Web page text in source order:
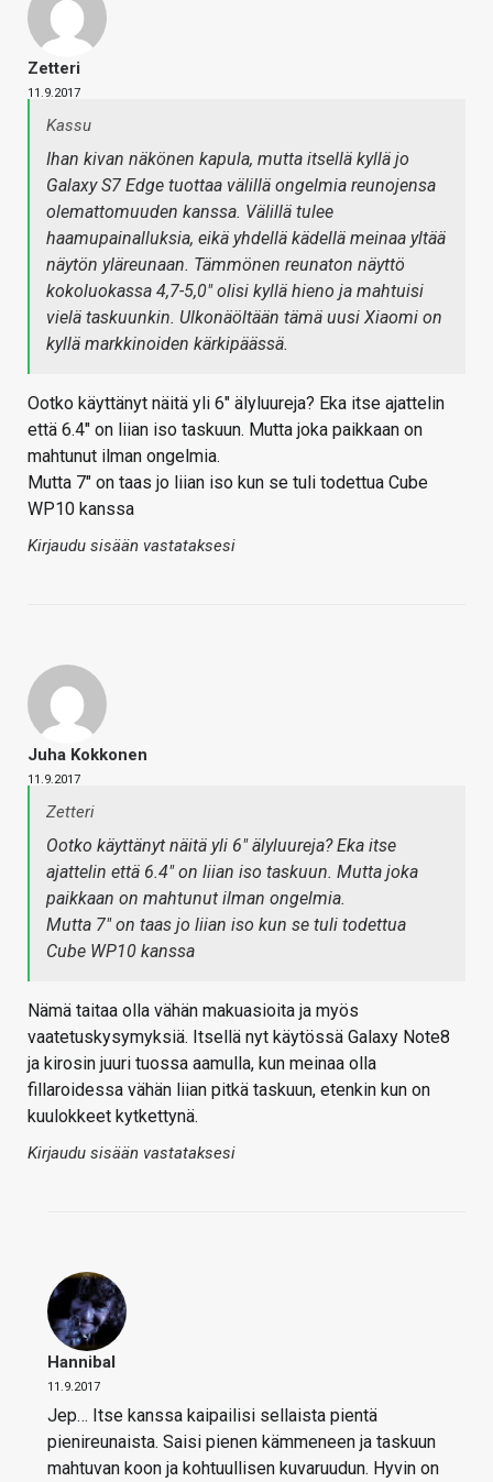
Zetteri
11.9.2017
Kassu
Ihan kivan näkönen kapula, mutta itsellä kyllä jo
Galaxy S7 Edge tuottaa välillä ongelmia reunojensa
olemattomuuden kanssa. Välillä tulee
haamupainalluksia, eikä yhdellä kädellä meinaa yltää
näytön yläreunaan. Tämmönen reunaton näyttö
kokoluokassa 4,7-5,0" olisi kyllä hieno ja mahtuisi
vielä taskuunkin. Ulkonäöltään tämä uusi Xiaomi on
kyllä markkinoiden kärkipäässä.
Ootko käyttänyt näitä yli 6" älyluureja? Eka itse ajattelin
että 6.4" on liian iso taskuun. Mutta joka paikkaan on
mahtunut ilman ongelmia.
Mutta 7" on taas jo liian iso kun se tuli todettua Cube
WP10 kanssa
Kirjaudu sisään vastataksesi
Juha Kokkonen
11.9.2017
Zetteri
Ootko käyttänyt näitä yli 6" älyluureja? Eka itse
ajattelin että 6.4" on liian iso taskuun. Mutta joka
paikkaan on mahtunut ilman ongelmia.
Mutta 7" on taas jo liian iso kun se tuli todettua
Cube WP10 kanssa
Nämä taitaa olla vähän makuasioita ja myös
vaatetuskysymyksiä. Itsellä nyt käytössä Galaxy Note8
ja kirosin juuri tuossa aamulla, kun meinaa olla
fillaroidessa vähän liian pitkä taskuun, etenkin kun on
kuulokkeet kytkettynä.
Kirjaudu sisään vastataksesi
Hannibal
11.9.2017
Jep… Itse kanssa kaipailisi sellaista pientä
pienireunaista. Saisi pienen kämmeneen ja taskuun
mahtuvan koon ja kohtuullisen kuvaruudun. Hyvin on